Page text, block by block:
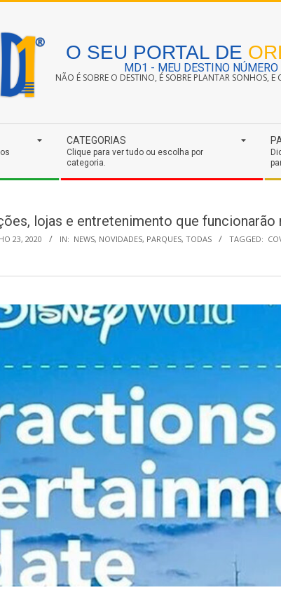
O SEU PORTAL DE
MD1 - MEU DESTINO NÚMERO
NÃO É SOBRE O DESTINO, É SOBRE PLANTAR SONHOS, E
CATEGORIAS
Clique para ver tudo ou escolha por
categoria.
lojas e entretenimento que funcionarão
23, 2020 IN: NEWS, NOVIDADES, PARQUES, TODAS TAGGED: